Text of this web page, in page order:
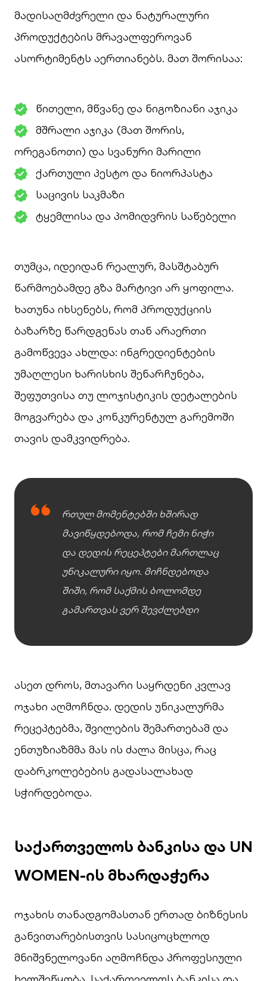
მადისაღმძვრელი და ნატურალური
პროდუქტების მრავალფეროვან
ასორტიმენტს აერთიანებს. მათ შორისაა:
წითელი, მწვანე და ნიგოზიანი აჯიკა
მშრალი აჯიკა (მათ შორის,
ორეგანოთი) და სვანური მარილი
ქართული პესტო და ნიორპასტა
საცივის საკმაზი
ტყემლისა და პომიდვრის საწებელი
თუმცა, იდეიდან რეალურ, მასშტაბურ
წარმოებამდე გზა მარტივი არ ყოფილა.
ხათუნა იხსენებს, რომ პროდუქციის
ბაზარზე წარდგენას თან არაერთი
გამოწვევა ახლდა: ინგრედიენტების
უმაღლესი ხარისხის შენარჩუნება,
შეფუთვისა თუ ლოჯისტიკის დეტალების
მოგვარება და კონკურენტულ გარემოში
თავის დამკვიდრება.
რთულ მომენტებში ხშირად
მავიწყდებოდა, რომ ჩემი ნიჭი
და დედის რეცეპტები მართლაც
უნიკალური იყო. მიჩნდებოდა
შიში, რომ საქმის ბოლომდე
გამართვას ვერ შევძლებდი
ასეთ დროს, მთავარი საყრდენი კვლავ
ოჯახი აღმოჩნდა. დედის უნიკალურმა
რეცეპტებმა, შვილების შემართებამ და
ენთუზიაზმმა მას ის ძალა მისცა, რაც
დაბრკოლებების გადასალახად
სჭირდებოდა.
საქართველოს ბანკისა და UN
WOMEN-ის მხარდაჭერა
ოჯახის თანადგომასთან ერთად ბიზნესის
განვითარებისთვის სასიცოცხლოდ
მნიშვნელოვანი აღმოჩნდა პროფესიული